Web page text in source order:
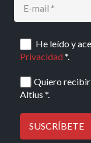
He leído y
Privacidad*.
Quiero recibir
Altius *.